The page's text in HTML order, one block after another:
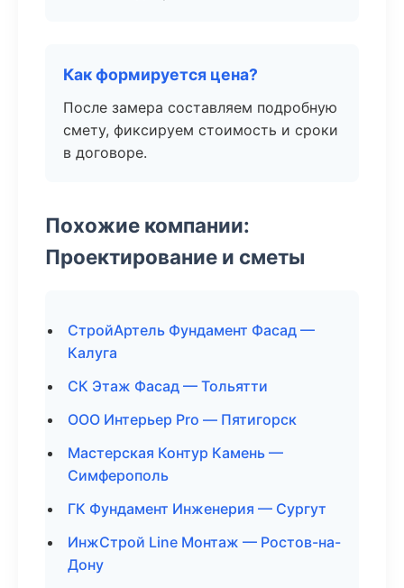
Как формируется цена?
После замера составляем подробную
смету, фиксируем стоимость и сроки
в договоре.
Похожие компании:
Проектирование и сметы
СтройАртель Фундамент Фасад —
Калуга
СК Этаж Фасад — Тольятти
ООО Интерьер Pro — Пятигорск
Мастерская Контур Камень —
Симферополь
ГК Фундамент Инженерия — Сургут
ИнжСтрой Line Монтаж — Ростов-на-
Дону